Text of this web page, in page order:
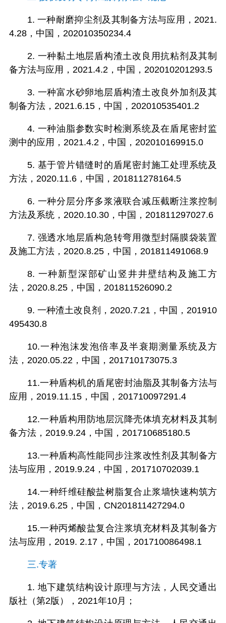
1. 一种耐磨抑尘剂及其制备方法与应用，2021.
4.28，中国，202010350234.4
2. 一种黏土地层盾构渣土改良用抗粘剂及其制
备方法与应用，2021.4.2，中国，202010201293.5
3. 一种富水砂卵地层盾构渣土改良外加剂及其
制备方法，2021.6.15，中国，202010535401.2
4. 一种油脂参数实时检测系统及在盾尾密封监
测中的应用，2021.4.2，中国，202010169915.0
5. 基于管片错缝时的盾尾密封施工处理系统及
方法，2020.11.6，中国，201811278164.5
6. 一种分层分序多浆液联合减压截断注浆控制
方法及系统，2020.10.30，中国，201811297027.6
7. 强透水地层盾构急转弯用微型封隔膜袋装置
及施工方法，2020.8.25，中国，201811491068.9
8. 一种新型深部矿山竖井井壁结构及施工方
法，2020.8.25，中国，201811526090.2
9. 一种渣土改良剂，2020.7.21，中国，201910
495430.8
10.一种泡沫发泡倍率及半衰期测量系统及方
法，2020.05.22，中国，201710173075.3
11.一种盾构机的盾尾密封油脂及其制备方法与
应用，2019.11.15，中国，201710097291.4
12.一种盾构用防地层沉降壳体填充材料及其制
备方法，2019.9.24，中国，201710685180.5
13.一种盾构高性能同步注浆改性剂及其制备方
法与应用，2019.9.24，中国，201710702039.1
14.一种纤维硅酸盐树脂复合止浆墙快速构筑方
法，2019.6.25，中国，CN201811427294.0
15.一种丙烯酸盐复合注浆填充材料及其制备方
法与应用，2019. 2.17，中国，201710086498.1
三.专著
1. 地下建筑结构设计原理与方法，人民交通出
版社（第2版），2021年10月；